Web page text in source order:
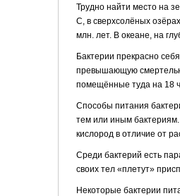
Трудно найти место на
С, в сверхсолёных
млн. лет. В океа­не, на
Бактерии прекрасно
превышающую
помещённые туда на 18
Способы питания
тем или иным
кислород в отличие от
Среди бактерий есть
своих тел «плетут»
Некоторые бактерии